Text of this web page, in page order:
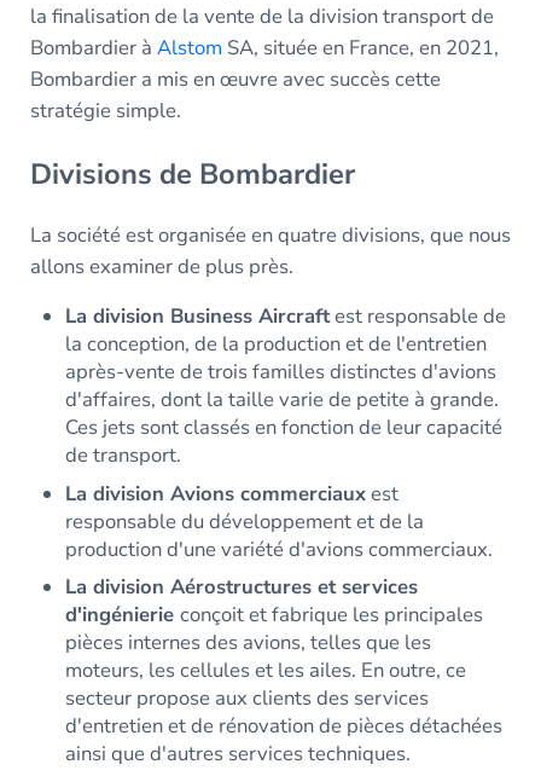
la finalisation de la vente de la division transport de
Bombardier à Alstom SA, située en France, en 2021,
Bombardier a mis en œuvre avec succès cette
stratégie simple.
Divisions de Bombardier
La société est organisée en quatre divisions, que nous
allons examiner de plus près.
La division Business Aircraftest responsable de
la conception, de la production et de l'entretien
après-vente de trois familles distinctes d'avions
d'affaires, dont la taille varie de petite à grande.
Ces jets sont classés en fonction de leur capacité
de transport.
La division Avions commerciauxest
responsable du développement et de la
production d'une variété d'avions commerciaux.
La division Aérostructures et services
d'ingénierieconçoit et fabrique les principales
pièces internes des avions, telles que les
moteurs, les cellules et les ailes. En outre, ce
secteur propose aux clients des services
d'entretien et de rénovation de pièces détachées
ainsi que d'autres services techniques.